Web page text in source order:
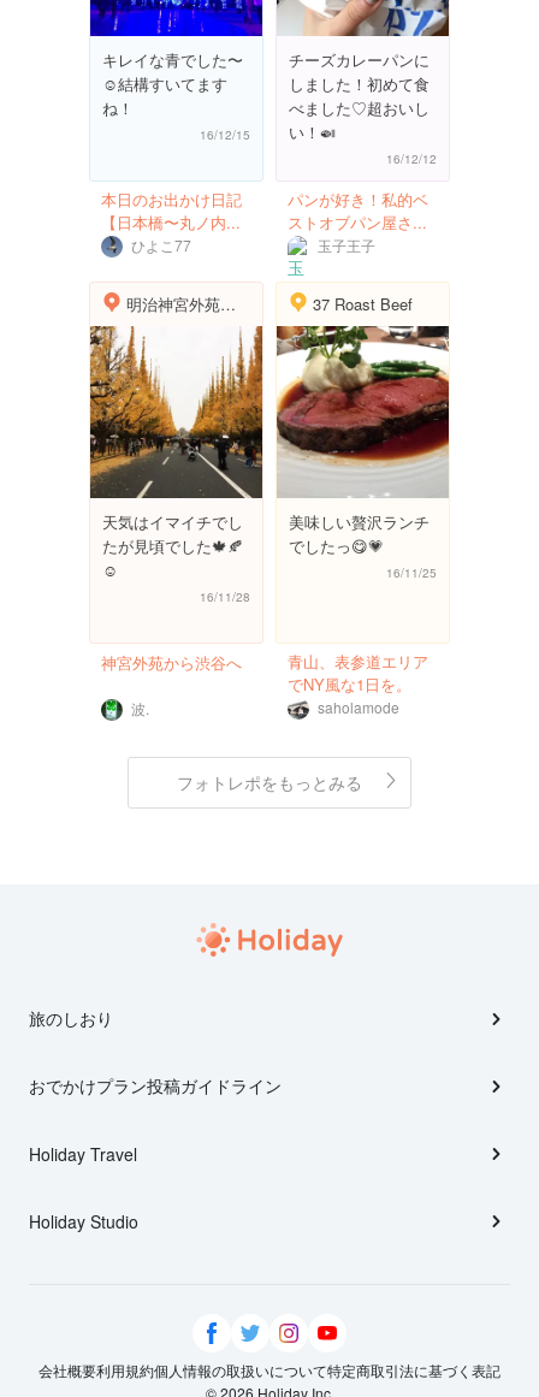
キレイな青でした〜
☺️結構すいてます
ね！
16/12/15
本日のお出かけ日記
【日本橋〜丸ノ内...
ひよこ77
チーズカレーパンに
しました！初めて食
べました♡超おいし
い！🍛
16/12/12
パンが好き！私的ベ
ストオブパン屋さ...
玉子王子
明治神宮外苑いちょう並木
天気はイマイチでし
たが見頃でした🍁🍂
☺️
16/11/28
神宮外苑から渋谷へ
波.
37 Roast Beef
美味しい贅沢ランチ
でしたっ😋💗
16/11/25
青山、表参道エリア
でNY風な1日を。
saholamode
フォトレポをもっとみる
旅のしおり
おでかけプラン投稿ガイドライン
Holiday Travel
Holiday Studio
会社概要利用規約個人情報の取扱いについて特定商取引法に基づく表記
© 2026 Holiday Inc.